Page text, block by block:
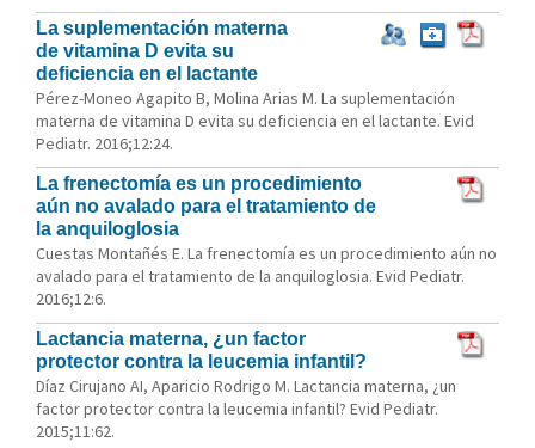
La suplementación materna
de vitamina D evita su
deficiencia en el lactante
Pérez-Moneo Agapito B, Molina Arias M. La suplementación
materna de vitamina D evita su deficiencia en el lactante. Evid
Pediatr. 2016;12:24.
La frenectomía es un procedimiento
aún no avalado para el tratamiento de
la anquiloglosia
Cuestas Montañés E. La frenectomía es un procedimiento aún no
avalado para el tratamiento de la anquiloglosia. Evid Pediatr.
2016;12:6.
Lactancia materna, ¿un factor
protector contra la leucemia infantil?
Díaz Cirujano AI, Aparicio Rodrigo M. Lactancia materna, ¿un
factor protector contra la leucemia infantil? Evid Pediatr.
2015;11:62.